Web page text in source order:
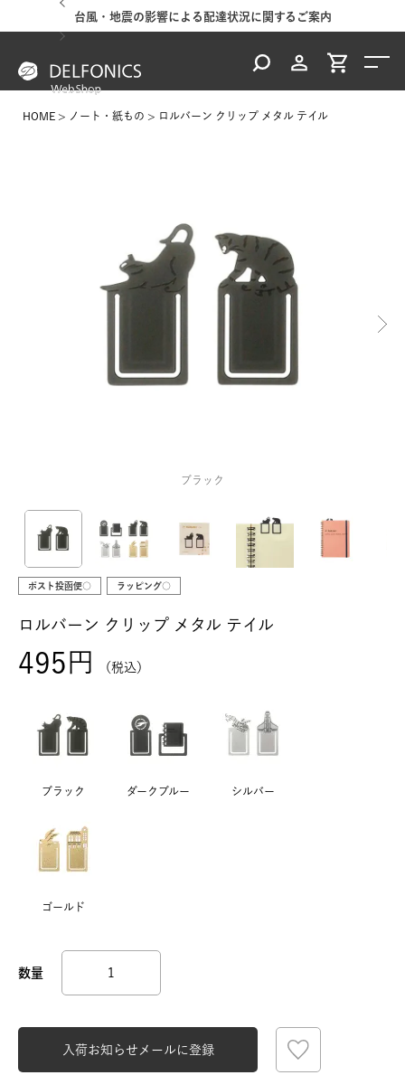
台風・地震の影響による配達状況に関するご案内
HOME ノート・紙もの ロルバーン クリップ メタル テイル
ブラック
ポスト投函便○ ラッピング○
ロルバーン クリップ メタル テイル
495 税込
ブラック ダークブルー シルバー
ゴールド
入荷お知らせメールに登録